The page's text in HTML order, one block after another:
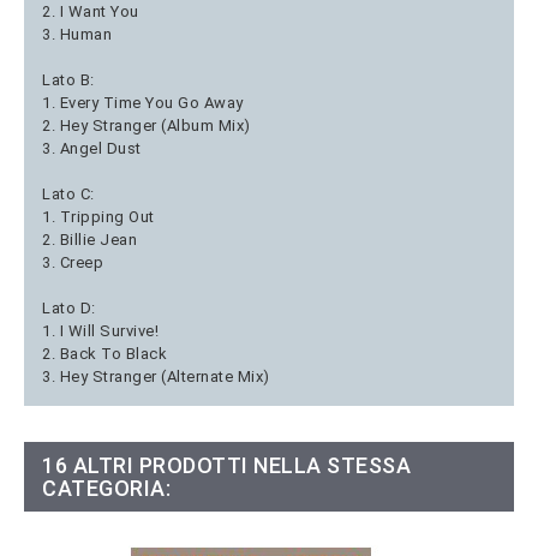
2. I Want You
3. Human
Lato B:
1. Every Time You Go Away
2. Hey Stranger (Album Mix)
3. Angel Dust
Lato C:
1. Tripping Out
2. Billie Jean
3. Creep
Lato D:
1. I Will Survive!
2. Back To Black
3. Hey Stranger (Alternate Mix)
16 ALTRI PRODOTTI NELLA STESSA
CATEGORIA: